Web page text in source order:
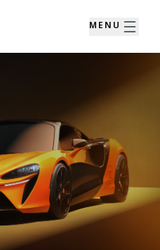
MENU